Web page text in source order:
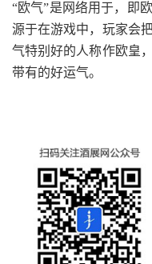
“欧气”是网络用于，即
源于在游戏中，玩家会
气特别好的人称作欧皇
带有的好运气。